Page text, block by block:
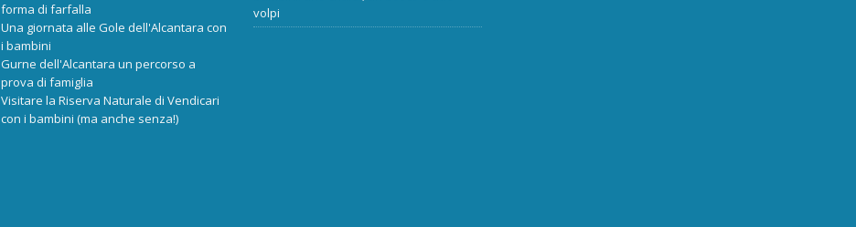
forma di farfalla
Una giornata alle Gole dell'Alcantara con
i bambini
Gurne dell'Alcantara un percorso a
prova di famiglia
Visitare la Riserva Naturale di Vendicari
con i bambini (ma anche senza!)
volpi